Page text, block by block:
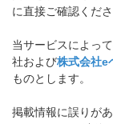
に直接ご確認くださ
当サービスによっ
社および株式会社e
ものとします。
掲載情報に誤りが